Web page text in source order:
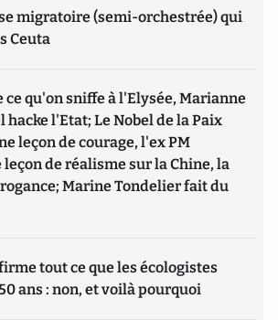
migratoire (semi-orchestrée) qui
Ceuta
ce qu'on sniffe à l'Elysée, Marianne
hacke l'Etat; Le Nobel de la Paix
leçon de courage, l'ex PM
de réalisme sur la Chine, la
Marine Tondelier fait du
tout ce que les écologistes
ans : non, et voilà pourquoi